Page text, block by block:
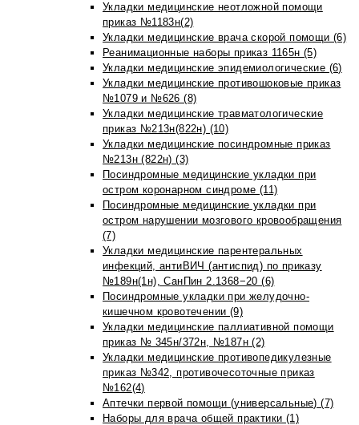
Укладки медицинские неотложной помощи
приказ №1183н(2)
Укладки медицинские врача скорой помощи (6)
Реанимационные наборы приказ 1165н (5)
Укладки медицинские эпидемиологические (6)
Укладки медицинские противошоковые приказ
№1079 и №626 (8)
Укладки медицинские травматологические
приказ №213н(822н) (10)
Укладки медицинские посиндромные приказ
№213н (822н) (3)
Посиндромные медицинские укладки при
остром коронарном синдроме (11)
Посиндромные медицинские укладки при
остром нарушении мозгового кровообращения
(7)
Укладки медицинские парентеральных
инфекций, антиВИЧ (антиспид) по приказу
№189н(1н), СанПин 2.1368−20 (6)
Посиндромные укладки при желудочно-
кишечном кровотечении (9)
Укладки медицинские паллиативной помощи
приказ № 345н/372н, №187н (2)
Укладки медицинские противопедикулезные
приказ №342, противочесоточные приказ
№162(4)
Аптечки первой помощи (универсальные) (7)
Наборы для врача общей практики (1)